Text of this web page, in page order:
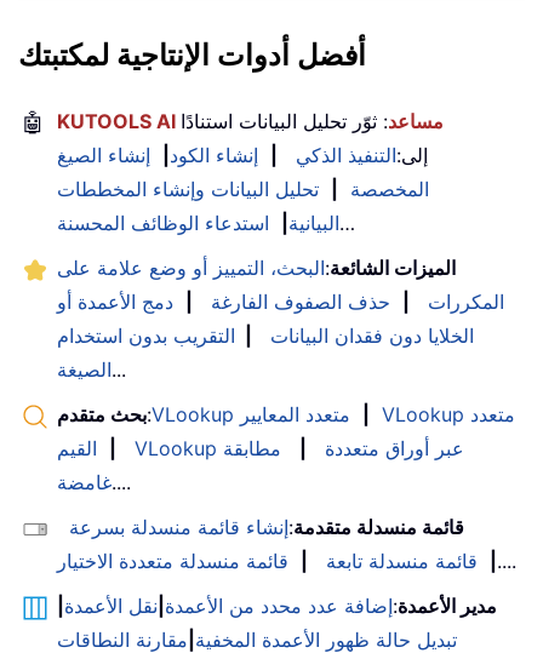
أفضل أدوات الإنتاجية لمكتبتك
🤖 KUTOOLS AI مساعد: ثوّر تحليل البيانات استنادًا
إلى:التنفيذ الذكي إنشاء الكود
إنشاء الصيغ
المخصصة
تحليل البيانات وإنشاء المخططات
البيانية
استدعاء الوظائف المحسنة
…
الميزات الشائعة:البحث، التمييز أو وضع علامة على
المكررات
حذف الصفوف الفارغة
دمج الأعمدة أو
الخلايا دون فقدان البيانات
التقريب بدون استخدام
الصيغة...
بحث متقدم: VLookup متعدد المعايير
VLookup متعدد
القيم
VLookup عبر أوراق متعددة
مطابقة
غامضة....
قائمة منسدلة متقدمة:إنشاء قائمة منسدلة بسرعة
قائمة منسدلة تابعة قائمة منسدلة متعددة الاختيار
....
مدير الأعمدة:إضافة عدد محدد من الأعمدة نقل الأعمدة
تبديل حالة ظهور الأعمدة المخفية مقارنة النطاقات